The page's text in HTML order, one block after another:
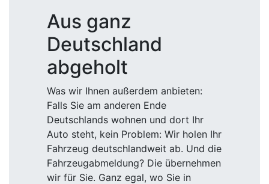
Aus ganz
Deutschland
abgeholt
Was wir Ihnen außerdem anbieten:
Falls Sie am anderen Ende
Deutschlands wohnen und dort Ihr
Auto steht, kein Problem: Wir holen Ihr
Fahrzeug deutschlandweit ab. Und die
Fahrzeugabmeldung? Die übernehmen
wir für Sie. Ganz egal, wo Sie in